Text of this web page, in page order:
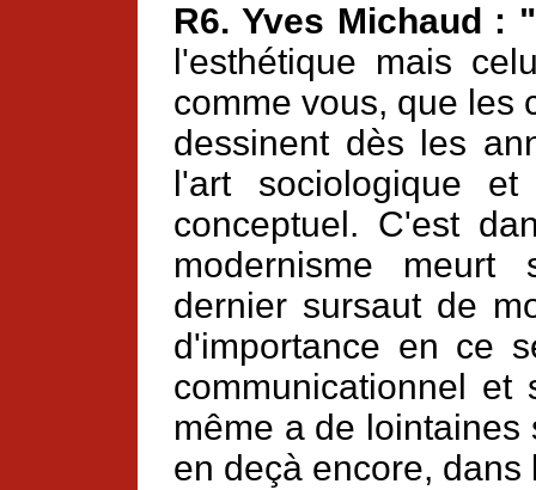
R6. Yves Michaud :
l'esthétique mais
comme vous, que les
dessinent dès les
l'art sociologique
conceptuel. C'est
modernisme meurt
dernier sursaut de
d'importance en ce
communicationnel
même a de
en deçà encore,